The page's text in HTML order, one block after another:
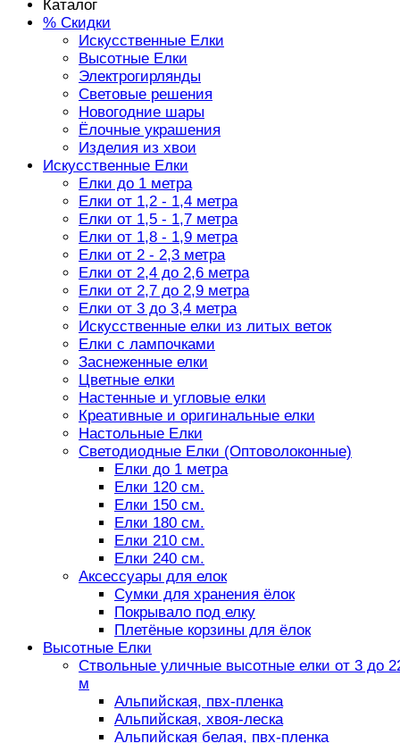
Каталог
% Скидки
Искусственные Елки
Высотные Елки
Электрогирлянды
Световые решения
Новогодние шары
Ёлочные украшения
Изделия из хвои
Искусственные Елки
Елки до 1 метра
Елки от 1,2 - 1,4 метра
Елки от 1,5 - 1,7 метра
Елки от 1,8 - 1,9 метра
Елки от 2 - 2,3 метра
Елки от 2,4 до 2,6 метра
Елки от 2,7 до 2,9 метра
Елки от 3 до 3,4 метра
Искусственные елки из литых веток
Елки с лампочками
Заснеженные елки
Цветные елки
Настенные и угловые елки
Креативные и оригинальные елки
Настольные Елки
Светодиодные Елки (Оптоволоконные)
Елки до 1 метра
Елки 120 см.
Елки 150 см.
Елки 180 см.
Елки 210 см.
Елки 240 см.
Аксессуары для елок
Сумки для хранения ёлок
Покрывало под елку
Плетёные корзины для ёлок
Высотные Елки
Ствольные уличные высотные елки от 3 до
м
Альпийская, пвх-пленка
Альпийская, хвоя-леска
Альпийская белая, пвх-пленка